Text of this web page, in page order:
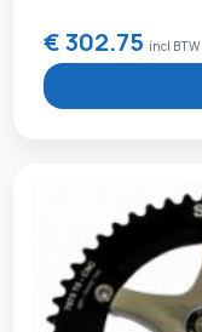
€ 302.75 incl BTW